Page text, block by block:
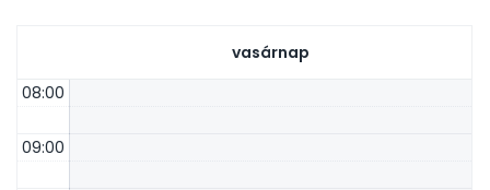
vasárnap
08:00
09:00